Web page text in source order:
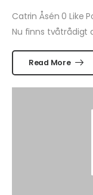
Catrin Åsén 0 Like
Nu finns tvåtrådigt
Read More